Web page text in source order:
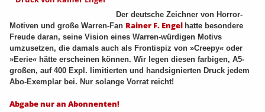
Der deutsche Zeichner von Horror-
Motiven und große Warren-Fan Rainer F. Engel hatte besondere
Freude daran, seine Vision eines Warren-würdigen Motivs
umzusetzen, die damals auch als Frontispiz von »Creepy« oder
»Eerie« hätte erscheinen können. Wir legen diesen farbigen, A5-
großen, auf 400 Expl. limitierten und handsignierten Druck jedem
Abo-Exemplar bei. Nur solange Vorrat reicht!
Abgabe nur an Abonnenten!